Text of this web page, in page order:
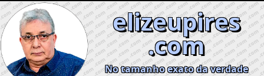
Skip
to
content
elizeupires
.com
No tamanho exato da verdade